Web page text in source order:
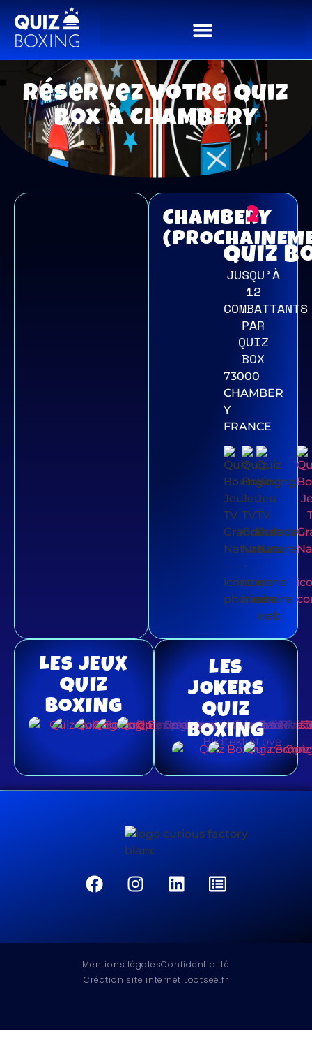
Réservez votre Quiz
Box à CHAMBERY
CHAMBERY
Réserver
2
Quiz
JUSQU’À
12
COMBATTANTS
PAR
QUIZ
BOX
73000
CHAMBER
Y
FRANCE
LES JEUX
QUIZ
BOXING
LES
JOKERS
QUIZ
BOXING
Mentions légalesConfidentialité
Création site internet Lootsee.fr